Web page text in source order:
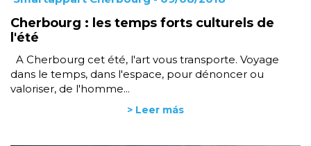
Cherbourg : les temps forts culturels de
l'été
A Cherbourg cet été, l'art vous transporte. Voyage
dans le temps, dans l'espace, pour dénoncer ou
valoriser, de l'homme...
> Leer más